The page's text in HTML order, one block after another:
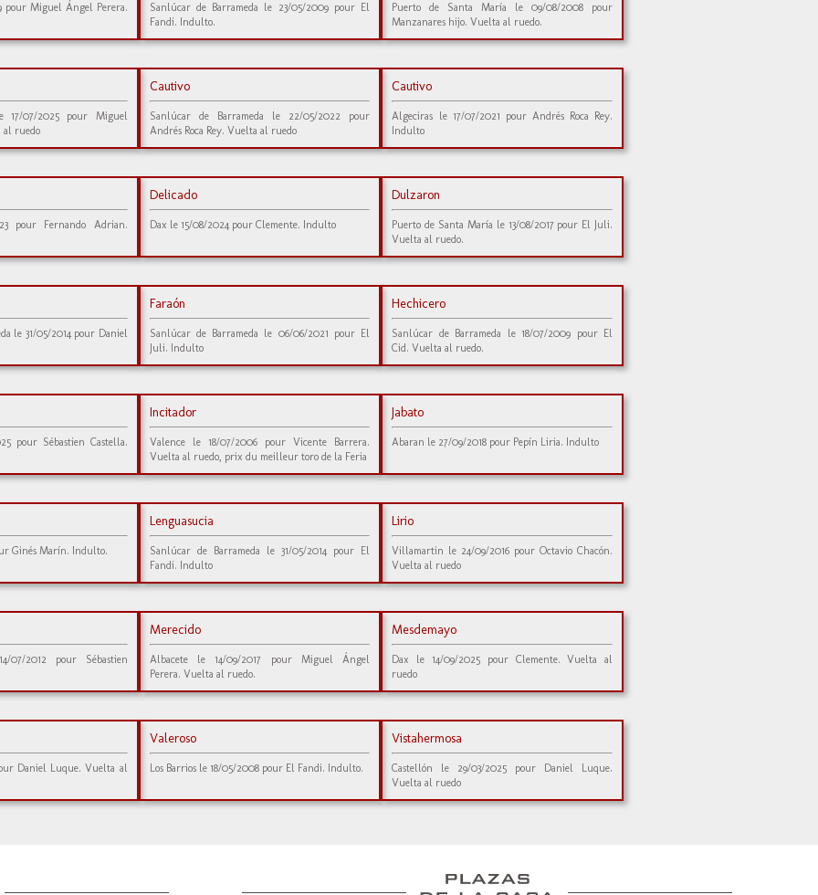
pour Miguel Ángel Perera.
Sanlúcar de Barrameda le 23/05/2009 pour El
Fandi. Indulto.
Puerto de Santa María le 09/08/2008 pour
Manzanares hijo. Vuelta al ruedo.
17/07/2025 pour Miguel
al ruedo
Cautivo
Sanlúcar de Barrameda le 22/05/2022 pour
Andrés Roca Rey. Vuelta al ruedo
Cautivo
Algeciras le 17/07/2021 pour Andrés Roca Rey.
Indulto
pour Fernando Adrian.
Delicado
Dax le 15/08/2024 pour Clemente. Indulto
Dulzaron
Puerto de Santa María le 13/08/2017 pour El Juli.
Vuelta al ruedo.
le 31/05/2014 pour Daniel
Faraón
Sanlúcar de Barrameda le 06/06/2021 pour El
Juli. Indulto
Hechicero
Sanlúcar de Barrameda le 18/07/2009 pour El
Cid. Vuelta al ruedo.
pour Sébastien Castella.
Incitador
Valence le 18/07/2006 pour Vicente Barrera.
Vuelta al ruedo, prix du meilleur toro de la Feria
Jabato
Abaran le 27/09/2018 pour Pepín Liria. Indulto
Ginés Marín. Indulto.
Lenguasucia
Sanlúcar de Barrameda le 31/05/2014 pour El
Fandi. Indulto
Lirio
Villamartin le 24/09/2016 pour Octavio Chacón.
Vuelta al ruedo
07/2012 pour Sébastien
Merecido
Albacete le 14/09/2017 pour Miguel Ángel
Perera. Vuelta al ruedo.
Mesdemayo
Dax le 14/09/2025 pour Clemente. Vuelta al
ruedo
Daniel Luque. Vuelta al
Valeroso
Los Barrios le 18/05/2008 pour El Fandi. Indulto.
Vistahermosa
Castellón le 29/03/2025 pour Daniel Luque.
Vuelta al ruedo